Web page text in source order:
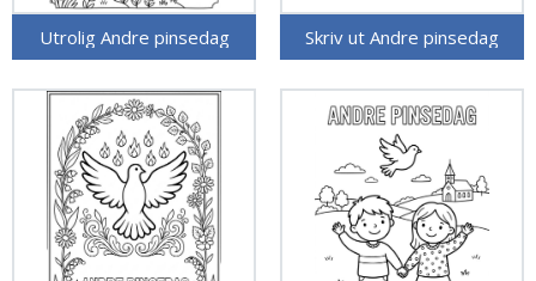
Utrolig Andre pinsedag Skriv ut Andre pinsedag